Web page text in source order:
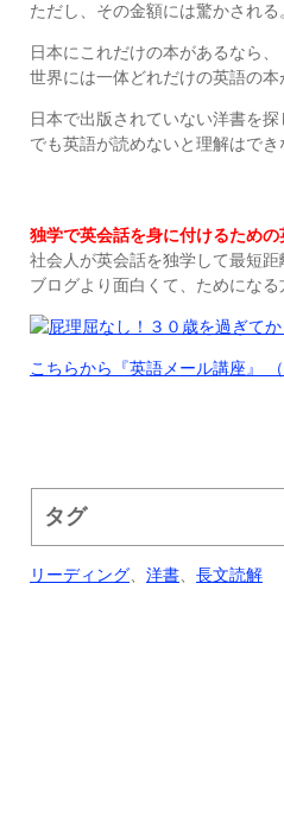
ただし、その金額には驚かされる
日本にこれだけの本があるなら、
世界には一体どれだけの英語の本
日本で出版されていない洋書を探
でも英語が読めないと理解はでき
独学で英会話を身に付けるための
社会人が英会話を独学して最短距
ブログより面白くて、ためになる
こちらから『英語メール講座』
タグ
リーディング 洋書 長文読解